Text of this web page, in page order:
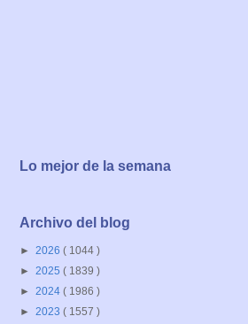
Lo mejor de la semana
Archivo del blog
► 2026 ( 1044 )
► 2025 ( 1839 )
► 2024 ( 1986 )
► 2023 ( 1557 )